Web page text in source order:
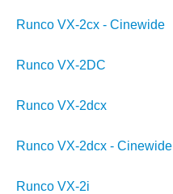
Runco VX-2cx - Cinewide
Runco VX-2DC
Runco VX-2dcx
Runco VX-2dcx - Cinewide
Runco VX-2i